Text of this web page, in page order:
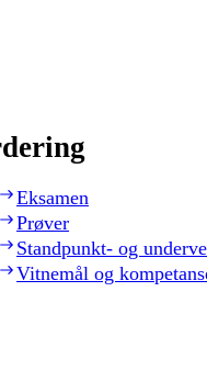
Eksamen
Prøver
Standpunkt- og
Vitnemål og